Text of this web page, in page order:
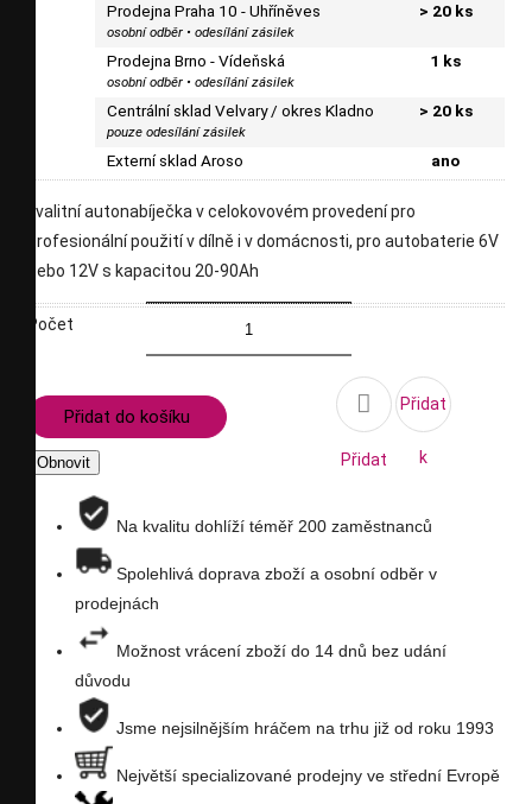
Prodejna Praha 10 - Uhříněves
osobní odběr • odesílání zásilek
> 20 ks
Prodejna Brno - Vídeňská
osobní odběr • odesílání zásilek
1 ks
Centrální sklad Velvary / okres Kladno
pouze odesílání zásilek
> 20 ks
Externí sklad Aroso ano
kvalitní autonabíječka v celokovovém provedení pro
profesionální použití v dílně i v domácnosti, pro autobaterie 6V
nebo 12V s kapacitou 20-90Ah
Počet
Přidat do košíku 
Přidat
seznam
Přidat
k
Na kvalitu dohlíží téměř 200 zaměstnanců
Spolehlivá doprava zboží a osobní odběr v
prodejnách
Možnost vrácení zboží do 14 dnů bez udání
důvodu
Jsme nejsilnějším hráčem na trhu již od roku 1993
Největší specializované prodejny ve střední Evropě